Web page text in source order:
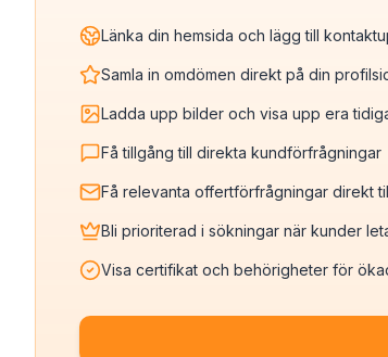
Länka din hemsida och lägg till
Samla in omdömen direkt på din
Ladda upp bilder och visa upp era
Få tillgång till direkta kundförfrågningar
Få relevanta offertförfrågningar direkt
Bli prioriterad i sökningar när kunder
Visa certifikat och behörigheter för